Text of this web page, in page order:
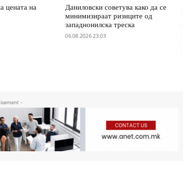
цената на
Даниловски советува како да се
минимизираат ризиците од
западнонилска треска
06.08.2026 23:03
-